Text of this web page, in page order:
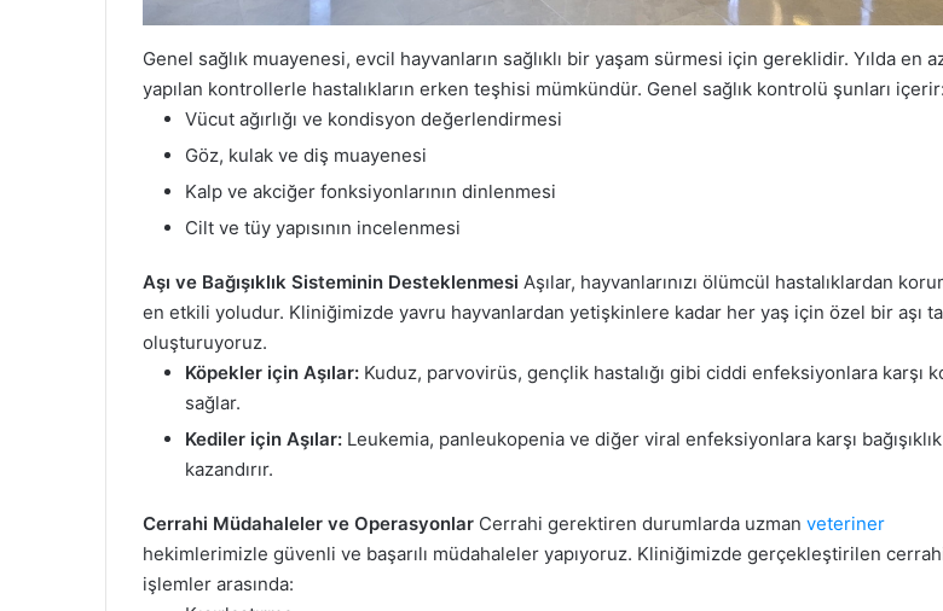
Genel sağlık muayenesi, evcil hayvanların sağlıklı bir yaşam sürmesi için gereklidir. Yılda en
yapılan kontrollerle hastalıkların erken teşhisi mümkündür. Genel sağlık kontrolü şunları içerir:
Vücut ağırlığı ve kondisyon değerlendirmesi
Göz, kulak ve diş muayenesi
Kalp ve akciğer fonksiyonlarının dinlenmesi
Cilt ve tüy yapısının incelenmesi
Aşı ve Bağışıklık Sisteminin Desteklenmesi Aşılar, hayvanlarınızı ölümcül hastalıklardan
en etkili yoludur. Kliniğimizde yavru hayvanlardan yetişkinlere kadar her yaş için özel bir aşı
oluşturuyoruz.
Köpekler için Aşılar: Kuduz, parvovirüs, gençlik hastalığı gibi ciddi enfeksiyonlara karşı
sağlar.
Kediler için Aşılar: Leukemia, panleukopenia ve diğer viral enfeksiyonlara karşı bağışıklık
kazandırır.
Cerrahi Müdahaleler ve Operasyonlar Cerrahi gerektiren durumlarda uzman veteriner
hekimlerimizle güvenli ve başarılı müdahaleler yapıyoruz. Kliniğimizde gerçekleştirilen
işlemler arasında: